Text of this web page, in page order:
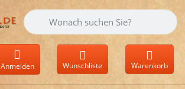
Geben Sie einen Suchbegriff ein.
Anmelden Wunschliste Warenkorb